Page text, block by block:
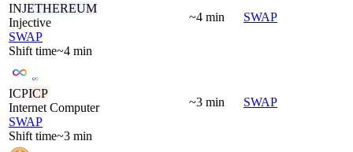
INJETHEREUM
Injective
SWAP
Shift time~4 min
~4 min SWAP
ICPICP
Internet Computer
SWAP
Shift time~3 min
~3 min SWAP